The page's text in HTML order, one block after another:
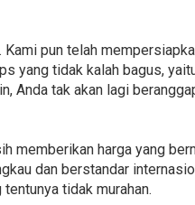
pun telah
yang tidak kalah bagus,
Anda tak akan lagi
memberikan harga yang
dan berstandar
tidak murahan.